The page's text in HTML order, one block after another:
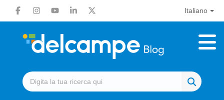
Italiano